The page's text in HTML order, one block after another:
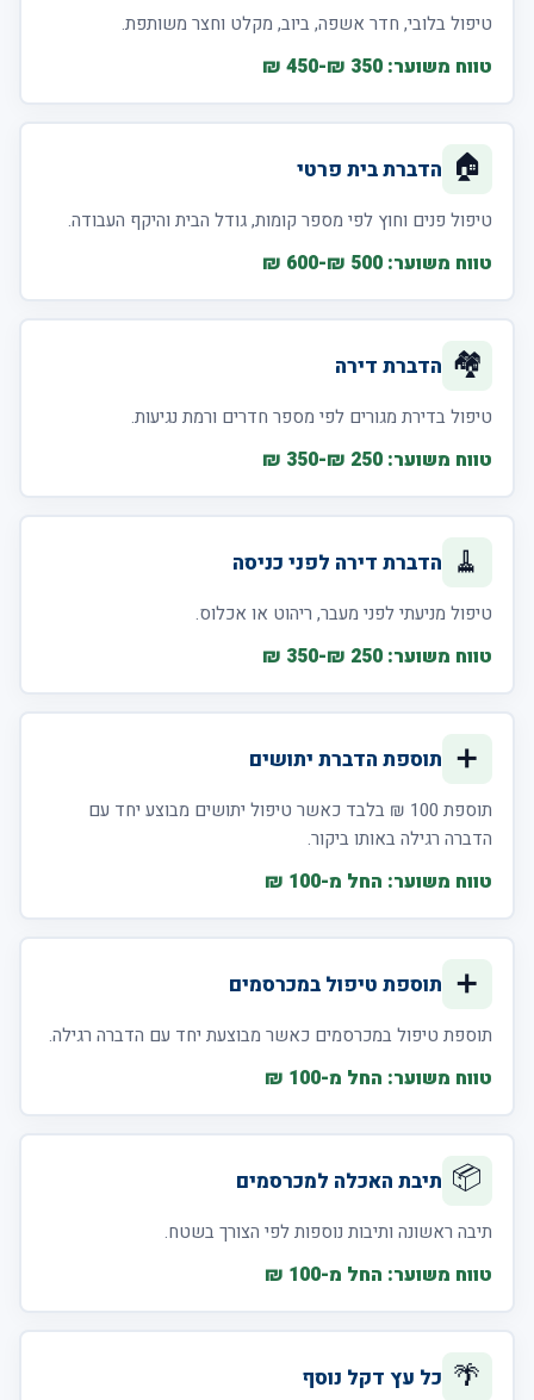
טיפול בלובי, חדר אשפה, ביוב, מקלט וחצר משותפת.
טווח משוער: 350 ₪-450 ₪
🏠 הדברת בית פרטי
טיפול פנים וחוץ לפי מספר קומות, גודל הבית והיקף העבודה.
טווח משוער: 500 ₪-600 ₪
🏘️ הדברת דירה
טיפול בדירת מגורים לפי מספר חדרים ורמת נגיעות.
טווח משוער: 250 ₪-350 ₪
🧹 הדברת דירה לפני כניסה
טיפול מניעתי לפני מעבר, ריהוט או אכלוס.
טווח משוער: 250 ₪-350 ₪
➕ תוספת הדברת יתושים
תוספת 100 ₪ בלבד כאשר טיפול יתושים מבוצע יחד עם
הדברה רגילה באותו ביקור.
טווח משוער: החל מ-100 ₪
➕ תוספת טיפול במכרסמים
תוספת טיפול במכרסמים כאשר מבוצעת יחד עם הדברה רגילה.
טווח משוער: החל מ-100 ₪
📦 תיבת האכלה למכרסמים
תיבה ראשונה ותיבות נוספות לפי הצורך בשטח.
טווח משוער: החל מ-100 ₪
🌴 כל עץ דקל נוסף